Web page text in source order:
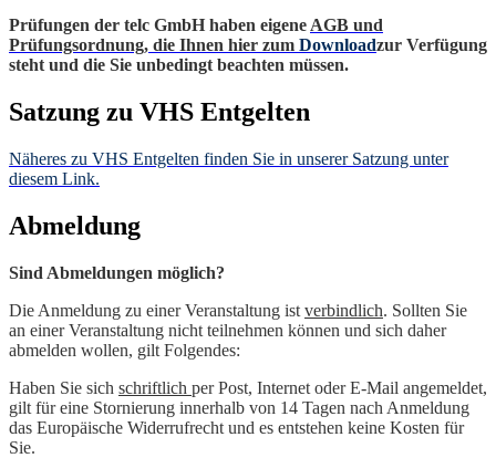
Prüfungen der telc GmbH haben eigene AGB und
Prüfungsordnung, die Ihnen hier zum Downloadzur Verfügung
steht und die Sie unbedingt beachten müssen.
Satzung zu VHS Entgelten
Näheres zu VHS Entgelten finden Sie in unserer Satzung unter
diesem Link.
Abmeldung
Sind Abmeldungen möglich?
Die Anmeldung zu einer Veranstaltung ist verbindlich. Sollten Sie
an einer Veranstaltung nicht teilnehmen können und sich daher
abmelden wollen, gilt Folgendes:
Haben Sie sich schriftlich per Post, Internet oder E-Mail angemeldet,
gilt für eine Stornierung innerhalb von 14 Tagen nach Anmeldung
das Europäische Widerrufrecht und es entstehen keine Kosten für
Sie.